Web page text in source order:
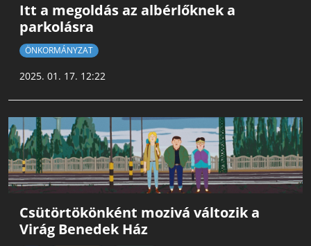
Itt a megoldás az albérlőknek a
parkolásra
ÖNKORMÁNYZAT
2025. 01. 17. 12:22
Csütörtökönként mozivá változik a
Virág Benedek Ház